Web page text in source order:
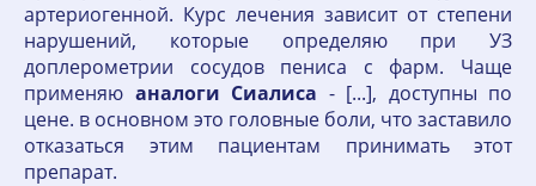
артериогенной. Курс лечения зависит от степени
нарушений, которые определяю при УЗ
доплерометрии сосудов пениса с фарм. Чаще
применяю аналоги Сиалиса - [...], доступны по
цене. в основном это головные боли, что заставило
отказаться этим пациентам принимать этот
препарат.